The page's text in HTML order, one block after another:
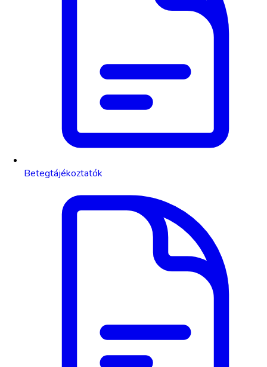
Betegtájékoztatók